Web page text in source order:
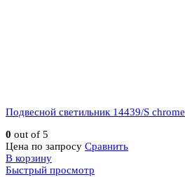
Подвесной светильник 14439/S chrome
0 out of 5
Цена по запросу Сравнить
В корзину
Быстрый просмотр